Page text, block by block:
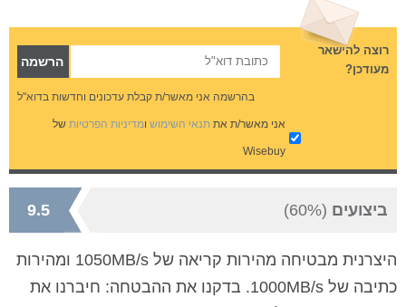
רוצה להישאר
מעודכן?
בהרשמה אני מאשר/ת קבלת עדכונים וחדשות בדוא"ל
אני מאשר/ת אתתנאי השימוש ומדיניות הפרטיות של
Wisebuy
ביצועים (60%)
9.5
היצרנית מבטיחה מהירות קריאה של 1050MB/s ומהירות
כתיבה של 1000MB/s. בדקנו את ההבטחה: חיברנו את